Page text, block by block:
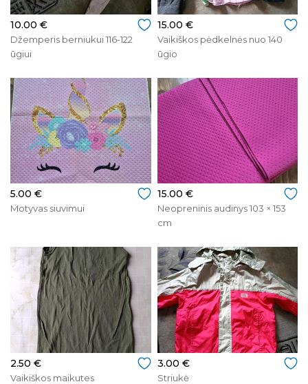
10.00 €
Džemperis berniukui 116-122
ūgiui
15.00 €
Vaikiškos pėdkelnės nuo 140
ūgio
5.00 €
Motyvas siuvimui
15.00 €
Neopreninis audinys 103 × 153
cm
2.50 €
Vaikiškos maikutes
3.00 €
Striukė